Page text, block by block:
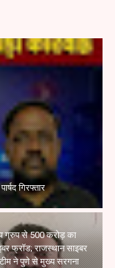
गिरफ्तार
ग्रुप से 500 करोड़ का
फ्रॉड; राजस्थान साइबर
ने पुणे से मुख्य सरगना